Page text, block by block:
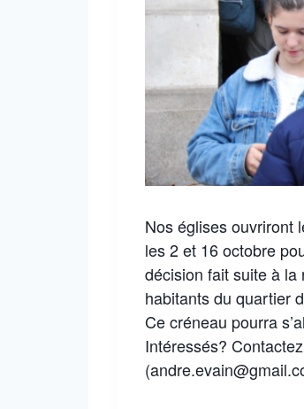
Nos églises ouvriront
les 2 et 16 octobre
décision fait suite à
habitants du quartier
Ce créneau pourra
Intéressés?